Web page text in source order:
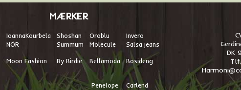
MÆRKER
IoannaKourbela Shoshan Oroblu
Invero
NÖR Summum Molecule Salsa jeans
Moon Fashion By Birdie Bellamoda Bosideng
Penelope
Carlend
DK